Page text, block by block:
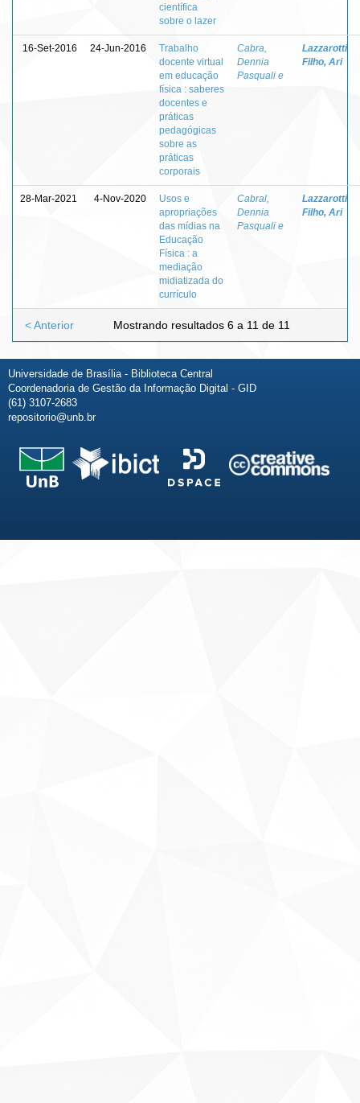
científica
sobre o lazer
16-Set-2016 24-Jun-2016
Trabalho
docente virtual
em educação
física : saberes
docentes e
práticas
pedagógicas
sobre as
práticas
corporais
Cabra,
Dennia
Pasquali e
Lazzarotti
Filho, Ari
28-Mar-2021 4-Nov-2020
Usos e
apropriações
das mídias na
Educação
Física : a
mediação
midiatizada do
currículo
Cabral,
Dennia
Pasquali e
Lazzarotti
Filho, Ari
Mostrando resultados 6 a 11 de 11
< Anterior
Universidade de Brasília - Biblioteca Central
Coordenadoria de Gestão da Informação Digital - GID
(61) 3107-2683
repositorio@unb.br